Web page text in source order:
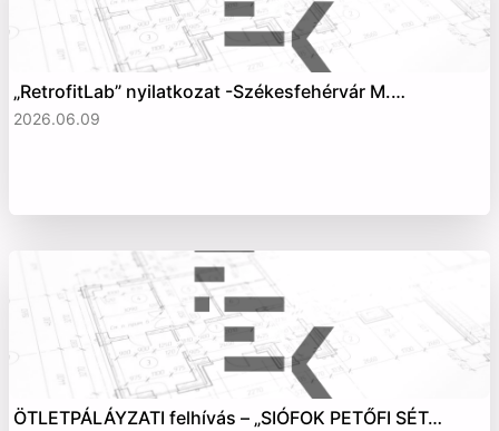
„RetrofitLab” nyilatkozat -Székesfehérvár M.…
2026.06.09
ÖTLETPÁLÁYZATI felhívás – „SIÓFOK PETŐFI SÉT…